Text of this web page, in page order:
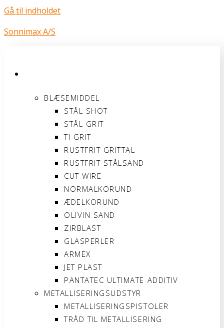
Gå til indholdet
Sonnimax A/S
BLÆSEMIDDEL
STÅL SHOT
STÅL GRIT
TI GRIT
RUSTFRIT GRITTAL
RUSTFRIT STÅLSAND
CUT WIRE
NORMALKORUND
ÆDELKORUND
OLIVIN SAND
ZIRBLAST
GLASPERLER
ARMEX
JET PLAST
PANTATEC ULTIMATE ADDITIV
METALLISERINGSUDSTYR
METALLISERINGSPISTOLER
TRÅD TIL METALLISERING